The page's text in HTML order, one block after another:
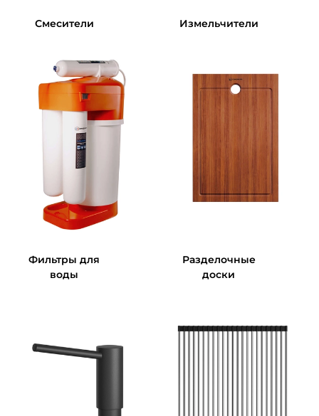
Смесители Измельчители
Фильтры для
воды
Разделочные
доски